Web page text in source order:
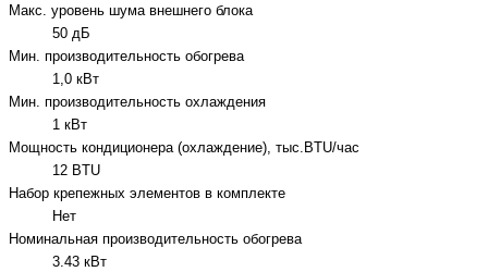
Макс. уровень шума внешнего блока
50 дБ
Мин. производительность обогрева
1,0 кВт
Мин. производительность охлаждения
1 кВт
Мощность кондиционера (охлаждение), тыс.BTU/час
12 BTU
Набор крепежных элементов в комплекте
Нет
Номинальная производительность обогрева
3.43 кВт